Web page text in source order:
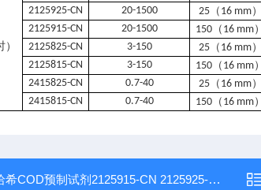
）
2125925-CN
20-1500 25（ 16 mm）
2125915-CN
20-1500 150 （ 16 mm）
2125825-CN
3-150 25（ 16 mm）
2125815-CN
3-150 150 （ 16 mm）
2415825-CN
0.7-40 25（ 16 mm）
2415815-CN
0.7-40 150 （ 16 mm）
希COD预制试剂2125915-CN 2125925-CN